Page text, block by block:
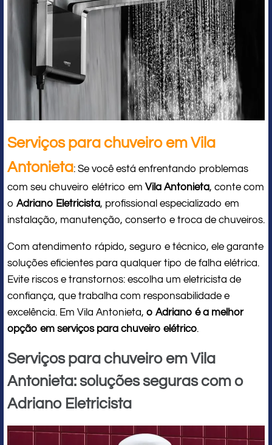
Serviços para chuveiro em Vila
Antonieta: Se você está enfrentando problemas
com seu chuveiro elétrico em Vila Antonieta, conte com
o Adriano Eletricista, profissional especializado em
instalação, manutenção, conserto e troca de chuveiros.
Com atendimento rápido, seguro e técnico, ele garante
soluções eficientes para qualquer tipo de falha elétrica.
Evite riscos e transtornos: escolha um eletricista de
confiança, que trabalha com responsabilidade e
excelência. Em Vila Antonieta, o Adriano é a melhor
opção em serviços para chuveiro elétrico.
Serviços para chuveiro em Vila
Antonieta: soluções seguras com o
Adriano Eletricista